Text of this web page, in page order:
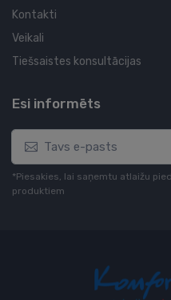
Kontakti
Veikali
Tiešsaistes konsultācijas
Esi informēts
*Piesakies, lai saņemtu atlaižu
produktiem